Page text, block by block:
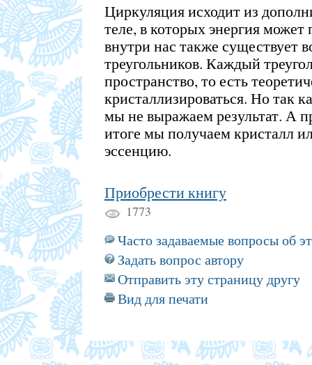
Циркуляция исходит из
теле, в которых энергия может
внутри нас также существует
треугольников. Каждый
пространство, то есть
кристаллизироваться. Но так
мы не выражаем результат. А
итоге мы получаем кристалл
эссенцию.
Приобрести книгу
1773
Часто задаваемые вопросы об
Задать вопрос автору
Отправить эту страницу другу
Вид для печати